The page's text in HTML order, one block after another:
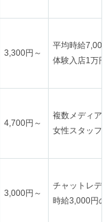
3,300円～
平均時給7,000
体験入店1万
4,700円～
複数メディア
女性スタッフ
3,000円～
チャットレデ
時給3,000円